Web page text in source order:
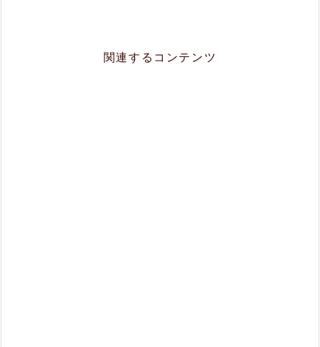
関連するコンテンツ